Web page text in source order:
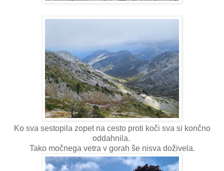
Ko sva sestopila zopet na cesto proti koči sva si končno
oddahnila.
Tako močnega vetra v gorah še nisva doživela.